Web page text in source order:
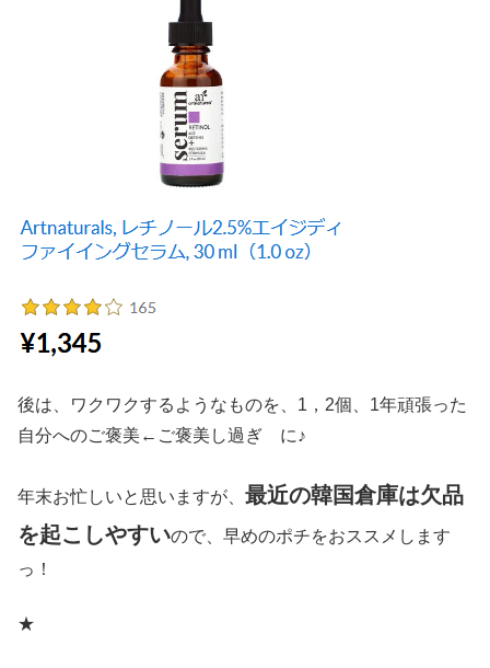
後は、ワクワクするようなものを、1，2個、1年頑張った
自分へのご褒美←ご褒美し過ぎ に♪
年末お忙しいと思いますが、 最近の韓国倉庫は欠品
を起こしやすいので、早めのポチをおススメします
っ！
★